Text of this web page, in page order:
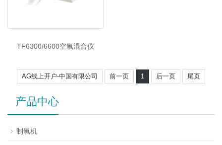
TF6300/6600空氧混合仪
AG线上开户-中国有限公司 前一页 1 后一页 尾页
产品中心
制氧机